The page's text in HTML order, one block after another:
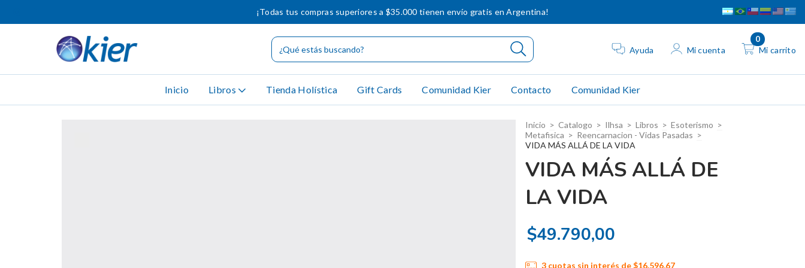
¡Todas tus compras superiores a $35.000 tienen envío gratis en Argentina!
Ayuda Mi cuenta Mi carrito
0
Inicio Libros Tienda Holística Gift Cards Comunidad Kier Contacto Comunidad Kier
Inicio > Catalogo > Ilhsa > Libros > Esoterismo >
Metafisica > Reencarnacion - Vidas Pasadas >
VIDA MÁS ALLÁ DE LA VIDA
VIDA MÁS ALLÁ DE
LA VIDA
$49.790,00
3 cuotas sin interés de$16.596,67